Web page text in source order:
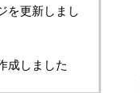
を更新しまし
成しました